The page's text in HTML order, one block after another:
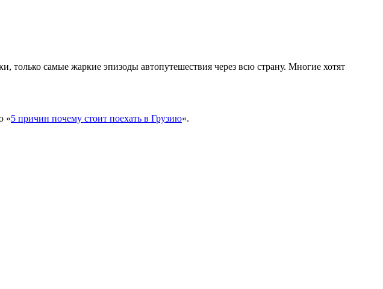
только самые жаркие эпизоды автопутешествия через всю страну. Многие хотят
«5 причин почему стоит поехать в Грузию«.